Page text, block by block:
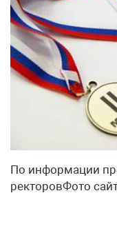
По информации
ректоровФото